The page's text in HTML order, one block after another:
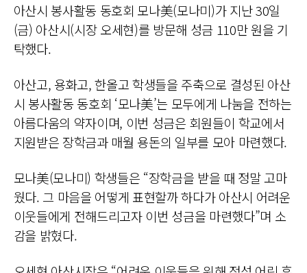
아산시 봉사활동 동호회 모나美(모나미)가 지난 30일
(금) 아산시(시장 오세현)를 방문해 성금 110만 원을 기
탁했다.
아산고, 용화고, 한올고 학생들을 주축으로 결성된 아산
시 봉사활동 동호회 ‘모나美’는 모두에게 나눔을 전하는
아름다움의 약자이며, 이번 성금은 회원들이 학교에서
지원받은 장학금과 매월 용돈의 일부를 모아 마련했다.
모나美(모나미) 학생들은 “장학금을 받을 때 정말 고마
웠다. 그 마음을 어떻게 표현할까 하다가 아산시 어려운
이웃들에게 전해드리고자 이번 성금을 마련했다”며 소
감을 밝혔다.